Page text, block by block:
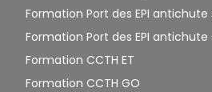
Formation Port des EPI
Formation Port des EPI
Formation CCTH ET
Formation CCTH GO